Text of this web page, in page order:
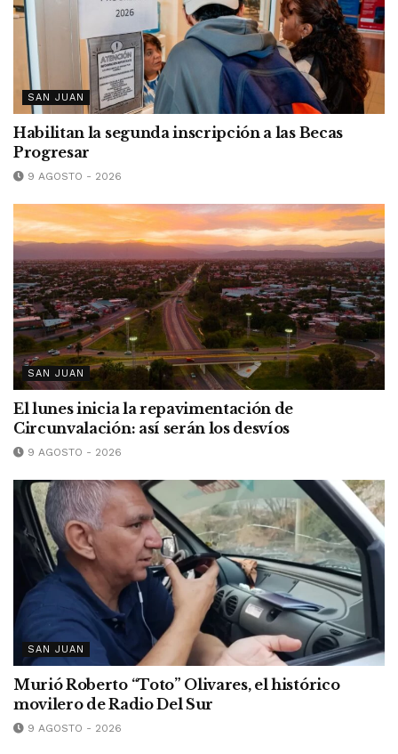
SAN JUAN
Habilitan la segunda inscripción a las Becas
Progresar
9 AGOSTO - 2026
SAN JUAN
El lunes inicia la repavimentación de
Circunvalación: así serán los desvíos
9 AGOSTO - 2026
SAN JUAN
Murió Roberto “Toto” Olivares, el histórico
movilero de Radio Del Sur
9 AGOSTO - 2026